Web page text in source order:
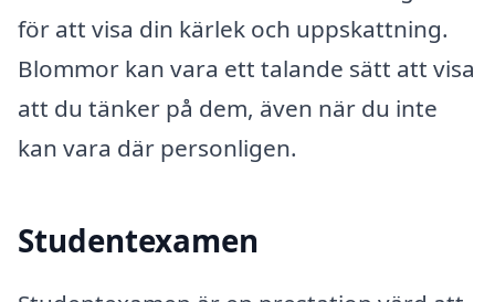
för att visa din kärlek och uppskattning.
Blommor kan vara ett talande sätt att visa
att du tänker på dem, även när du inte
kan vara där personligen.
Studentexamen